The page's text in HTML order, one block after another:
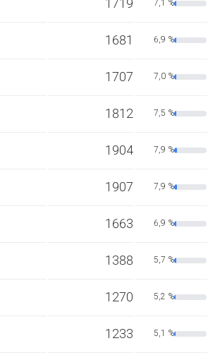
1719 7,1 %
1681 6,9 %
1707 7,0 %
1812 7,5 %
1904 7,9 %
1907 7,9 %
1663 6,9 %
1388 5,7 %
1270 5,2 %
1233 5,1 %